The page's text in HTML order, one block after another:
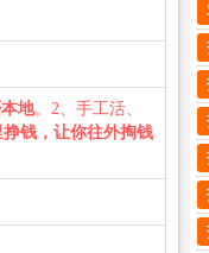
地。2、手工活、
钱，让你往外掏钱